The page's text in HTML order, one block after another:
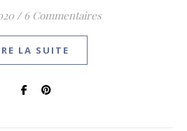
/ 6 Commentaires
LA SUITE